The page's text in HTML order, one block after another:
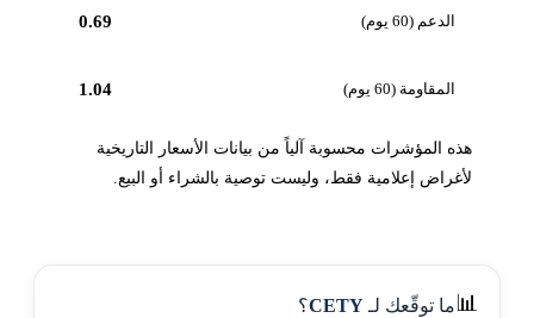
الدعم (60 يوم) 0.69
المقاومة (60 يوم) 1.04
هذه المؤشرات محسوبة آلياً من بيانات الأسعار التاريخية
لأغراض إعلامية فقط، وليست توصية بالشراء أو البيع.
📊ما توقّعك لـCETY؟